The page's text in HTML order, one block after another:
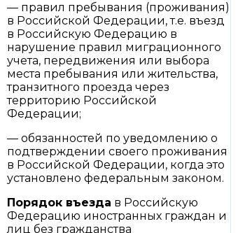
— правил пребывания (проживания)
в Российской Федерации, т.е. въезд
в Российскую Федерацию в
нарушение правил миграционного
учета, передвижения или выбора
места пребывания или жительства,
транзитного проезда через
территорию Российской
Федерации;
— обязанностей по уведомлению о
подтверждении своего проживания
в Российской Федерации, когда это
установлено федеральным законом.
Порядок въезда в Российскую
Федерацию иностранных граждан и
лиц без гражданства